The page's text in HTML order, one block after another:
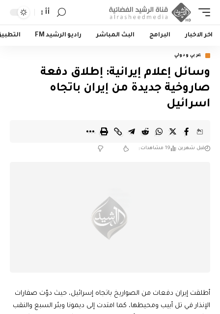
أأ
اخر الاخبار البرامج البث المباشر راديو الرشيد FM
عربي ودولي
وسائل إعلام إيرانية: إطلاق دفعة
صاروخية جديدة من إيران باتجاه
اسرائيل
قبل شهرين 19 مشاهدات
أطلقت إيران دفعات من الصواريخ باتجاه إسرائيل، حيث دوّت صفارات
الإنذار في تل أبيب ومحيطها، كما امتدت إلى ديمونا وبئر السبع والنقب